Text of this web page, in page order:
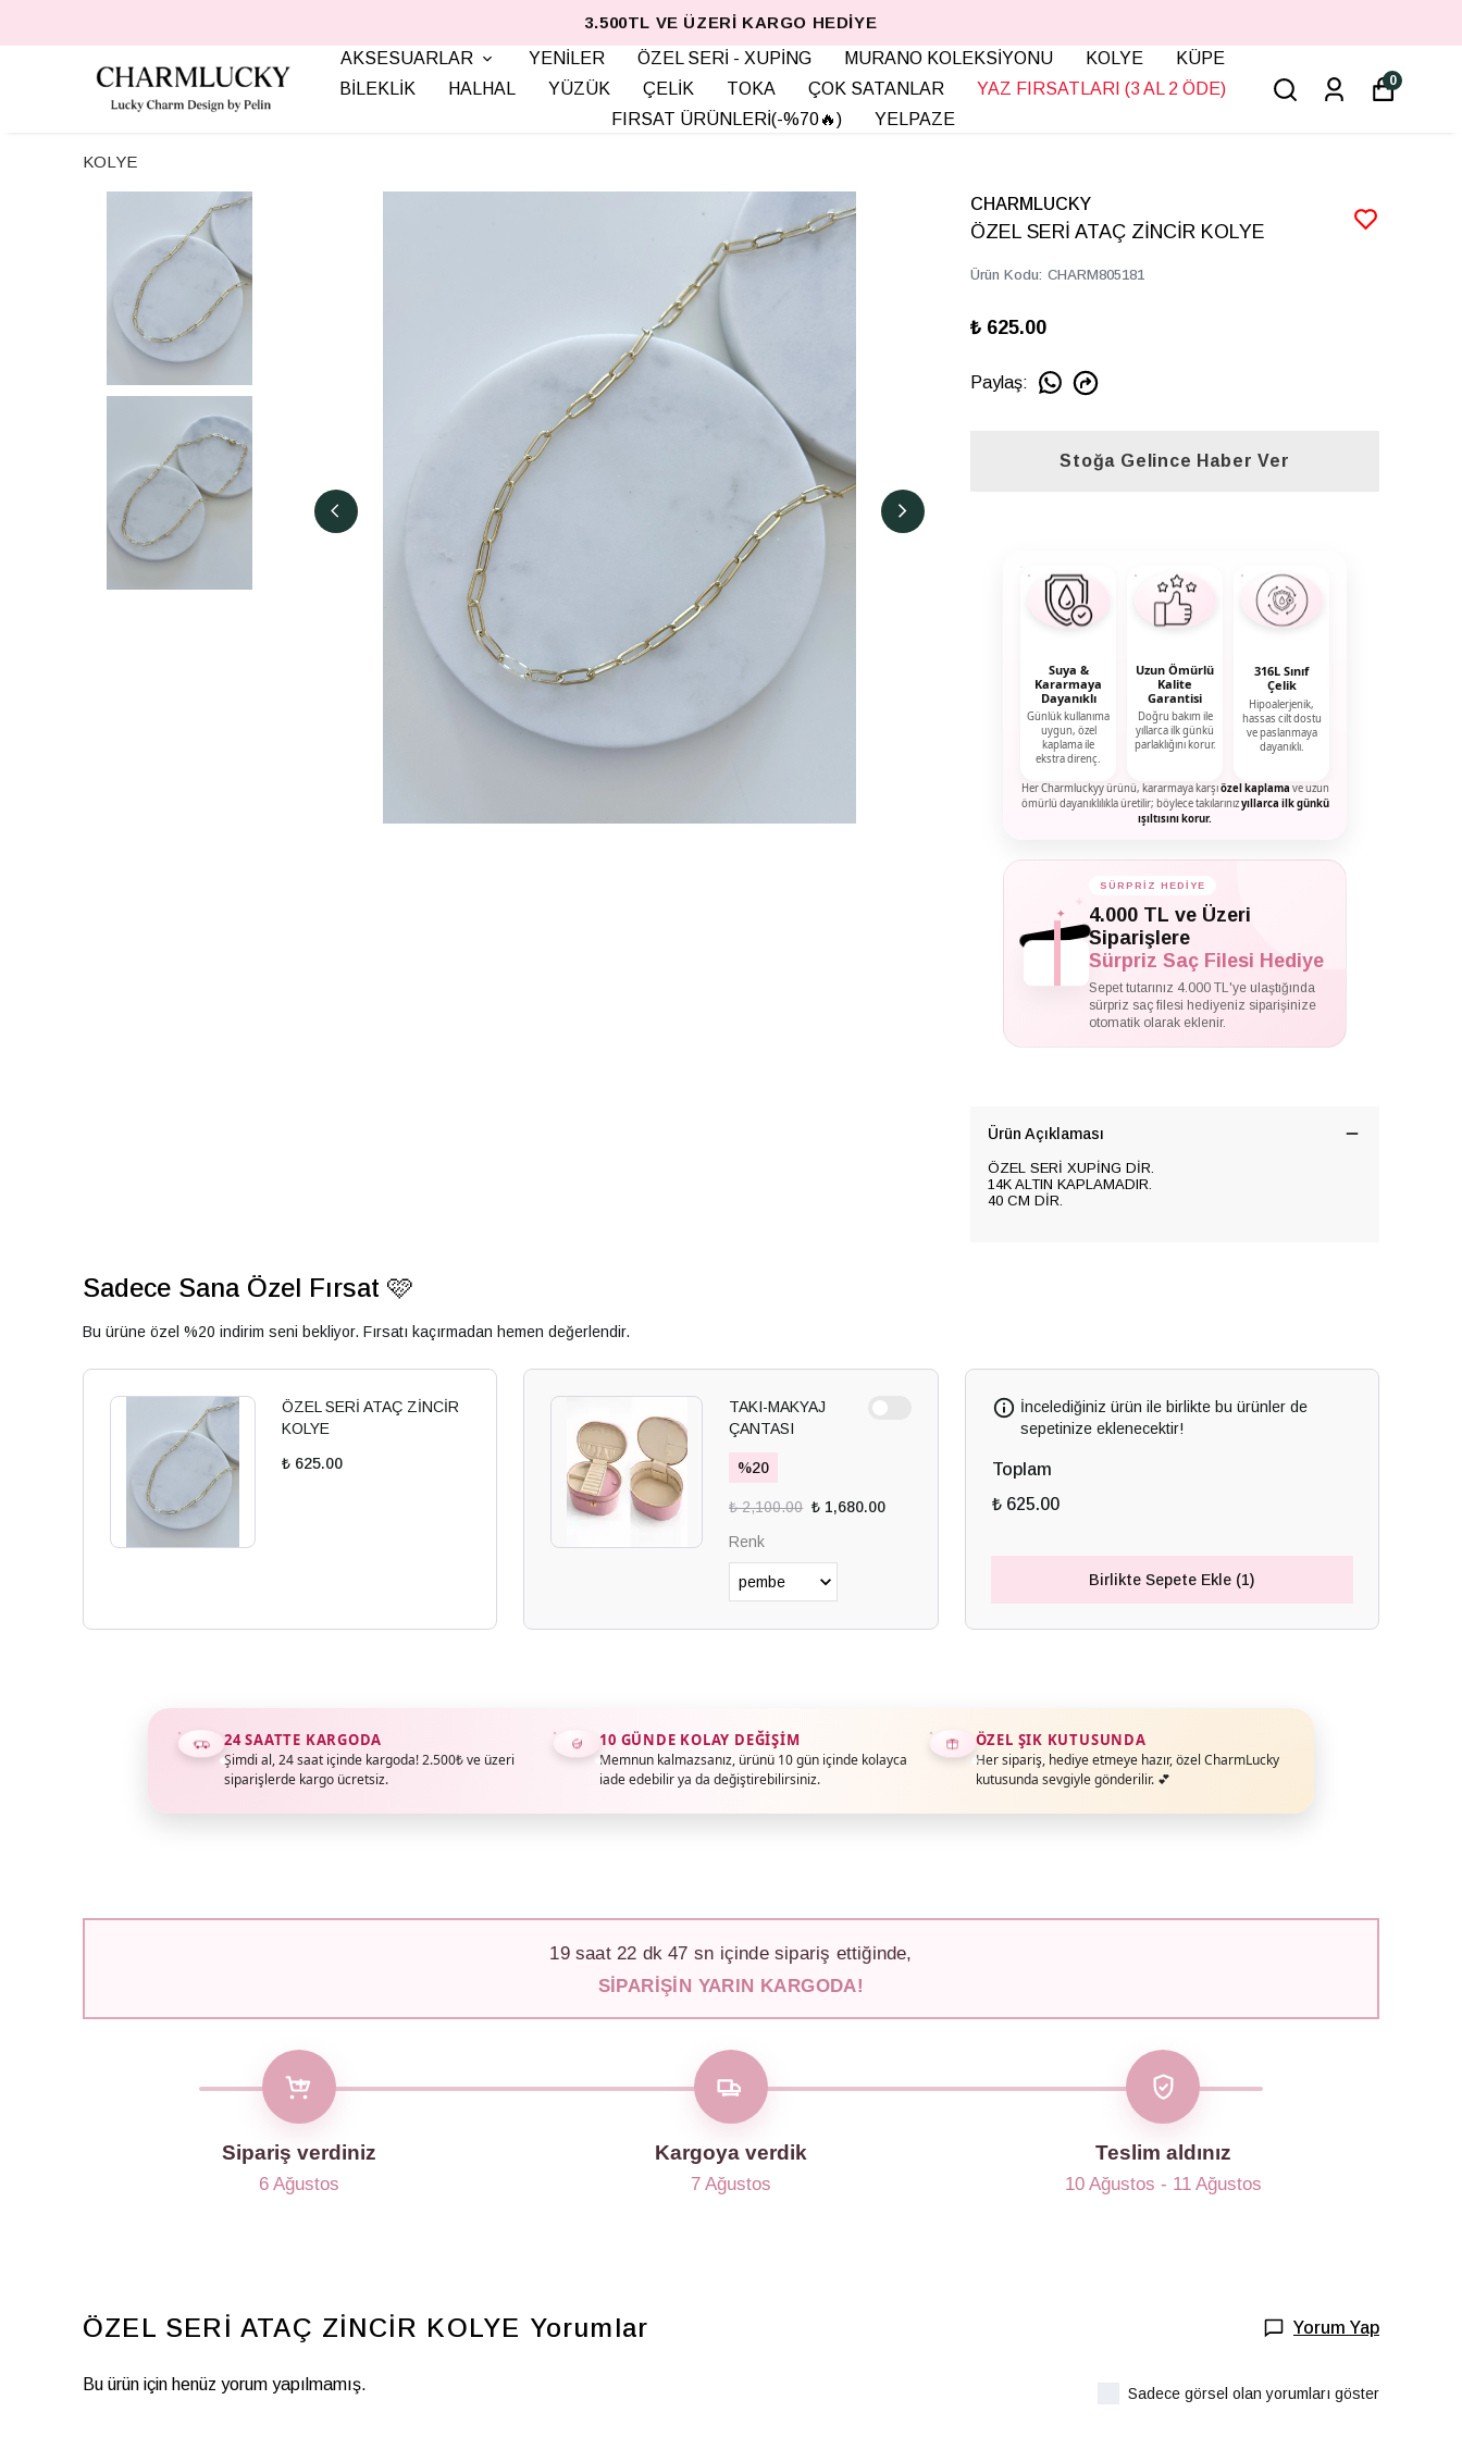
3.500TL VE ÜZERI KARGO HEDIYE
AKSESUARLAR
YENİLER ÖZEL SERİ - XUPİNG MURANO KOLEKSİYONU KOLYE
KÜPE
BİLEKLİK
HALHAL YÜZÜK ÇELİK TOKA ÇOK SATANLAR
YAZ FIRSATLARI (3 AL 2 ÖDE)
FIRSAT ÜRÜNLERİ(-%70🔥)
YELPAZE
0
KOLYE
CHARMLUCKY
ÖZEL SERİ ATAÇ ZİNCİR KOLYE
Ürün Kodu: CHARM805181
₺ 625.00
Paylaş:
Stoğa Gelince Haber Ver
Suya &
Kararmaya
Dayanıklı
Günlük kullanıma
uygun, özel
kaplama ile
ekstra direnç.
Uzun Ömürlü
Kalite
Garantisi
Doğru bakım ile
yıllarca ilk günkü
parlaklığını korur.
316L Sınıf
Çelik
Hipoalerjenik,
hassas cilt dostu
ve paslanmaya
dayanıklı.
Her Charmluckyy ürünü, kararmaya karşıözel kaplama ve uzun
ömürlü dayanıklılıkla üretilir; böylece takılarınızyıllarca ilk günkü
ışıltısını korur.
✦
✦
SÜRPRİZ HEDİYE
4.000 TL ve Üzeri
Siparişlere
Sürpriz Saç Filesi Hediye
Sepet tutarınız 4.000 TL'ye ulaştığında
sürpriz saç filesi hediyeniz siparişinize
otomatik olarak eklenir.
Ürün Açıklaması
ÖZEL SERİ XUPİNG DİR.
14K ALTIN KAPLAMADIR.
40 CM DİR.
Sadece Sana Özel Fırsat 🩷
Bu ürüne özel %20 indirim seni bekliyor. Fırsatı kaçırmadan hemen değerlendir.
ÖZEL SERİ ATAÇ ZİNCİR
KOLYE
₺ 625.00
TAKI-MAKYAJ
ÇANTASI
%20
₺ 2,100.00 ₺ 1,680.00
Renk
İncelediğiniz ürün ile birlikte bu ürünler de
sepetinize eklenecektir!
Toplam
₺ 625.00
Birlikte Sepete Ekle (1)
24 SAATTE KARGODA
Şimdi al, 24 saat içinde kargoda! 2.500₺ ve üzeri
siparişlerde kargo ücretsiz.
10 GÜNDE KOLAY DEĞIŞIM
Memnun kalmazsanız, ürünü 10 gün içinde kolayca
iade edebilir ya da değiştirebilirsiniz.
ÖZEL ŞIK KUTUSUNDA
Her sipariş, hediye etmeye hazır, özel CharmLucky
kutusunda sevgiyle gönderilir. 💕
19saat 22 dk44 sn içinde sipariş ettiğinde,
SIPARIŞIN YARIN KARGODA!
Sipariş verdiniz
6 Ağustos
Kargoya verdik
7 Ağustos
Teslim aldınız
10 Ağustos - 11 Ağustos
ÖZEL SERİ ATAÇ ZİNCİR KOLYE Yorumlar Yorum Yap
Bu ürün için henüz yorum yapılmamış. Sadece görsel olan yorumları göster